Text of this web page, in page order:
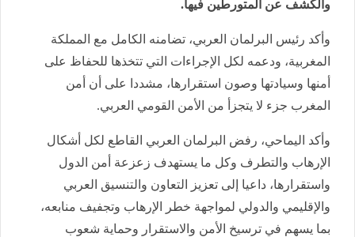
والكشف عن المتورطين فيها.
وأكد رئيس البرلمان العربي، تضامنه الكامل مع المملكة
المغربية، ودعمه لكل الإجراءات التي تتخذها للحفاظ على
أمنها وسيادتها وصون استقرارها، مشددا على أن أمن
المغرب جزء لا يتجزأ من الأمن القومي العربي.
وأكد اليماحي، رفض البرلمان العربي القاطع لكل أشكال
الإرهاب والتطرف وكل ما يستهدف زعزعة أمن الدول
واستقرارها، داعيا إلى تعزيز التعاون والتنسيق العربي
والإقليمي والدولي لمواجهة خطر الإرهاب وتجفيف منابعه،
بما يسهم في ترسيخ الأمن والاستقرار وحماية شعوب